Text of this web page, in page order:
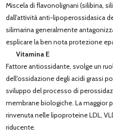
Miscela di flavonolignani (silibina,
dall'attività anti-lipoperossidasica
silimarina generalmente
esplicare la ben nota protezione
Vitamina E
Fattore antiossidante, svolge un
dell'ossidazione degli acidi grassi
sviluppo del processo di
membrane biologiche. La maggior
rinvenuta nelle lipoproteine LDL,
riducente.